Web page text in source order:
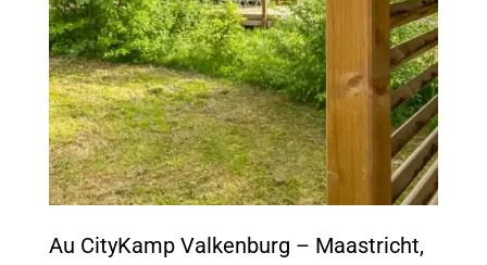
Au CityKamp Valkenburg – Maastricht,